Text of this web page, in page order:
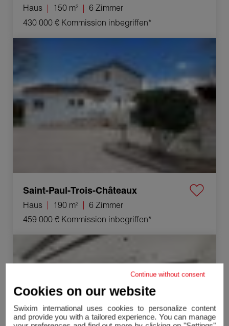
Haus 150 m²
6 Zimmer
430 000 € Kommission inbegriffen*
Saint-Paul-Trois-Châteaux
Haus 190 m²
6 Zimmer
459 000 € Kommission inbegriffen*
Verkauf Haus Montélimar 9 Zimmer 370 m²
Continue without consent
Cookies on our website
Swixim international uses cookies to personalize content
and provide you with a tailored experience. You can manage